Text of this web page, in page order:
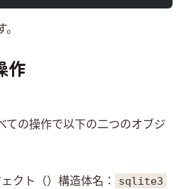
作
べての操作で以下の二つのオブジ
Connection） 構造体名：
sqlite3